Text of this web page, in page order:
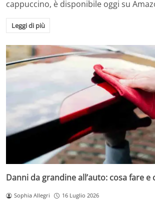
cappuccino, è disponibile oggi su
Leggi di più
Danni da grandine all’auto: cosa fare
Sophia Allegri 16 Luglio 2026